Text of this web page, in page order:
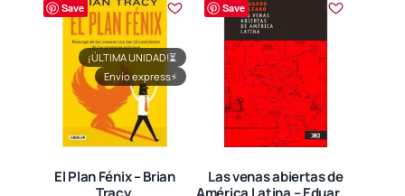
Las
página
Save
El Plan Fénix – Brian
¡ÚLTIMA UNIDAD!⏳
Envío express⚡
Save
Las venas abiertas de